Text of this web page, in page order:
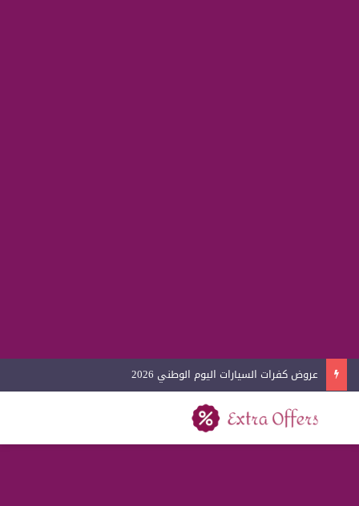
عروض كفرات السيارات اليوم الوطني 2026
بحث عن